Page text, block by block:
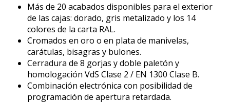
Más de 20 acabados disponibles para el exterior
de las cajas: dorado, gris metalizado y los 14
colores de la carta RAL.
Cromados en oro o en plata de manivelas,
carátulas, bisagras y bulones.
Cerradura de 8 gorjas y doble paletón y
homologación VdS Clase 2 / EN 1300 Clase B.
Combinación electrónica con posibilidad de
programación de apertura retardada.